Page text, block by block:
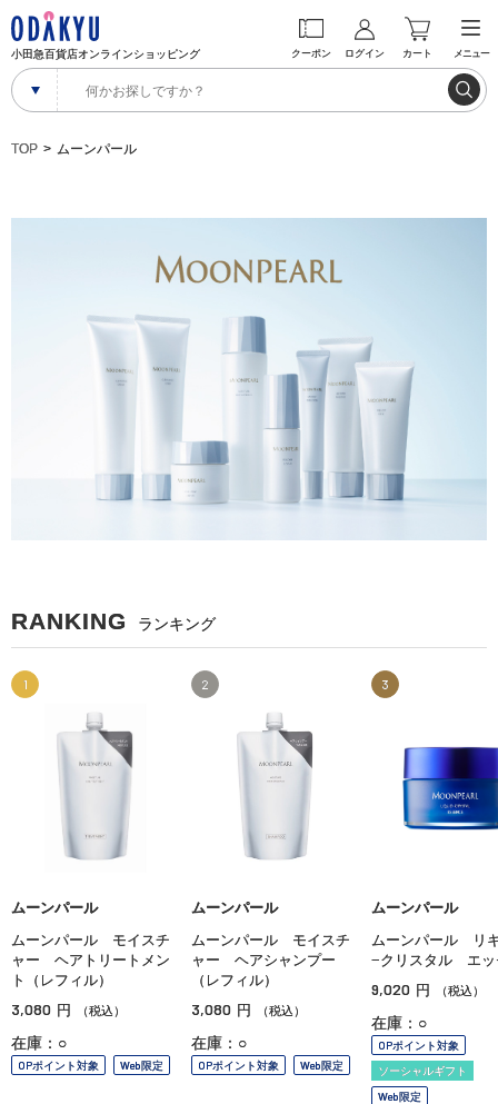
小田急百貨店オンラインショッピング クーポン ログイン カート メニュー
TOP ムーンパール
RANKING ランキング
1
ムーンパール
ムーンパール モイスチ
ャー ヘアトリートメン
ト（レフィル）
3,080 円 （税込）
在庫：○
OPポイント対象 Web限定
2
ムーンパール
ムーンパール モイスチ
ャー ヘアシャンプー
（レフィル）
3,080 円 （税込）
在庫：○
OPポイント対象 Web限定
3
ムーンパール
ムーンパール リ
−クリスタル エッ
9,020 円 （税込）
在庫：○
OPポイント対象
ソーシャルギフト
Web限定